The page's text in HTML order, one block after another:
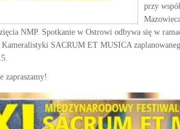
przy
NMP. Spotkanie w Ostrowi odbywa się w
Kameralistyki SACRUM ET MUSICA
zapraszamy!